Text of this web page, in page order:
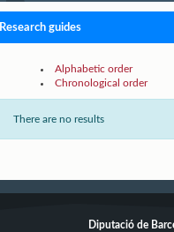
Research guides
Alphabetic order
Chronological order
There are no results
Diputació de